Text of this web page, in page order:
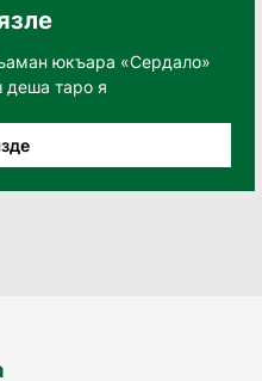
юкъара «Сердало»
деша таро я